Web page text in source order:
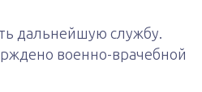
дальнейшую службу.
военно-врачебной